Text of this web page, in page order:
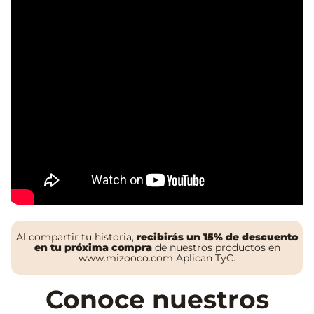
Al compartir tu historia, recibirás un 15% de descuento
en tu próxima comprade nuestros productos en
www.mizooco.com Aplican TyC.
Conoce nuestros